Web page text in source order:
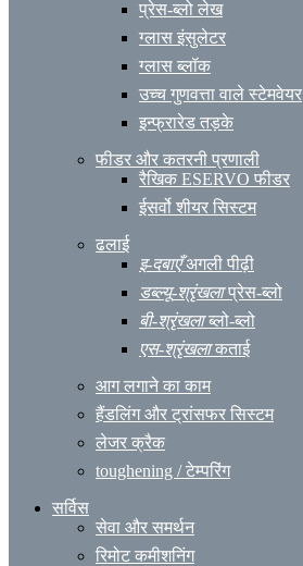
प्रेस-ब्लो लेख
ग्लास इंसुलेटर
ग्लास ब्लॉक
उच्च गुणवत्ता वाले स्टेमवेयर
इन्फ्रारेड तड़के
फीडर और कतरनी प्रणाली
रैखिक ESERVO फीडर
ईसर्वो शीयर सिस्टम
ढलाई
इ-दबाएँअगली पीढ़ी
डब्ल्यू-श्रृंखलाप्रेस-ब्लो
बी-श्रृंखलाब्लो-ब्लो
एस-श्रृंखलाकताई
आग लगाने का काम
हैंडलिंग और ट्रांसफर सिस्टम
लेजर क्रैक
toughening / टेम्परिंग
सर्विस
सेवा और समर्थन
रिमोट कमीशनिंग